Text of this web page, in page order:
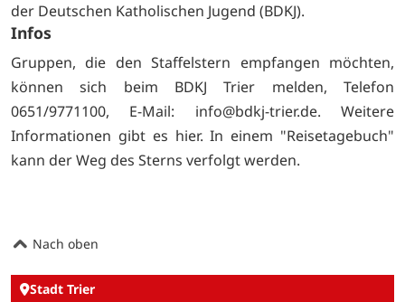
der Deutschen Katholischen Jugend (BDKJ).
Infos
Gruppen, die den Staffelstern empfangen möchten,
können sich beim BDKJ Trier melden, Telefon
0651/9771100, E-Mail: info@bdkj-trier.de. Weitere
Informationen gibt es hier. In einem "Reisetagebuch"
kann der Weg des Sterns verfolgt werden.
Nach oben
Stadt Trier